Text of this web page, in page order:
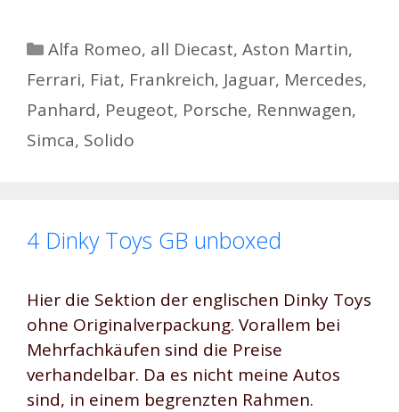
Kategorien
Alfa Romeo, all Diecast,Aston Martin,
Ferrari, Fiat, Frankreich, Jaguar, Mercedes,
Panhard, Peugeot, Porsche, Rennwagen,
Simca, Solido
4 Dinky Toys GB unboxed
Hier die Sektion der englischen Dinky Toys
ohne Originalverpackung. Vorallem bei
Mehrfachkäufen sind die Preise
verhandelbar. Da es nicht meine Autos
sind, in einem begrenzten Rahmen.